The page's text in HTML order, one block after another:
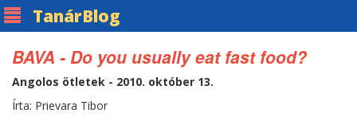
TanárBlog
BAVA - Do you usually eat fast food?
Angolos ötletek - 2010. október 13.
Írta: Prievara Tibor